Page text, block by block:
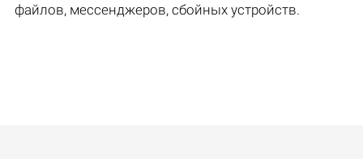
файлов, мессенджеров, сбойных устройств.